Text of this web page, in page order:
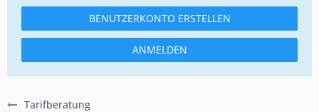
Tarifberatung
BENUTZERKONTO ERSTELLEN
ANMELDEN